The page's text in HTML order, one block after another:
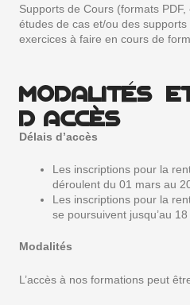
Supports de Cours (formats
études de cas et/ou des supports
exercices à faire en cours de
MODALITÉS
D’ACCÈS
Délais d’accès
Les inscriptions pour la
déroulent du 01 mars au
Les inscriptions pour la
se poursuivent jusqu’au
Modalités
L’accès à nos formations peut